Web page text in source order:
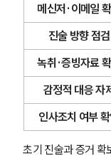
메신저·이메일
진술 방향 점검
녹취·증빙자료
감정적 대응 자
인사조치 여부
초기 진술과 증거 확